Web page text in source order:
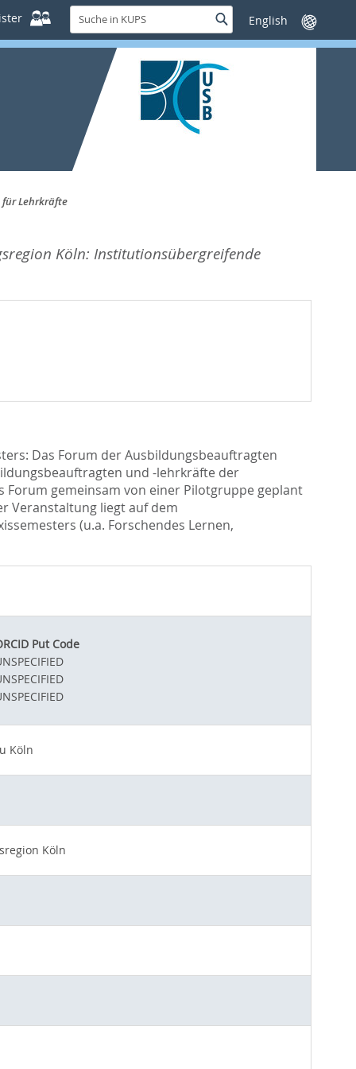
Suche
in
KUPS
SucheSprache
wechseln
Lehrkräfte
Köln: Institutionsübergreifende
Das Forum der Ausbildungsbeauftragten
und -lehrkräfte der
Forum gemeinsam von einer Pilotgruppe geplant
Veranstaltung liegt auf dem
(u.a. Forschendes Lernen,
Put Code
Köln
Köln